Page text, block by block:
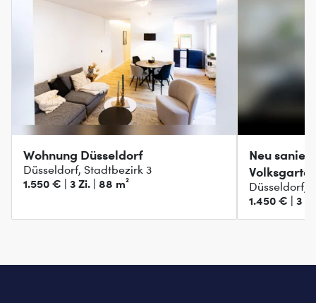
Wohnung Düsseldorf
Düsseldorf, Stadtbezirk 3
1.550 € | 3 Zi. | 88 m²
Neu
Düsseldorf,
1.450 € | 3